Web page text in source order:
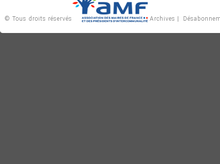
© Tous droits réservés Archives